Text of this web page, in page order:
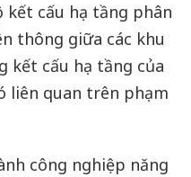
kết cấu hạ tầng phân
thông giữa các khu
kết cấu hạ tầng của
liên quan trên phạm
công nghiệp năng